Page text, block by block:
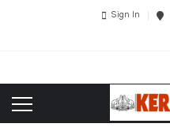
Sign In